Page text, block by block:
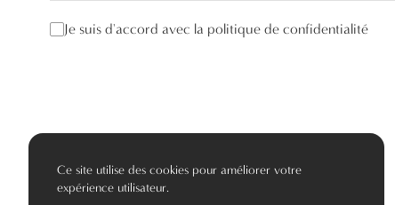
Je suis d'accord avec la politique de confidentialité
Ce site utilise des cookies pour améliorer votre
expérience utilisateur.